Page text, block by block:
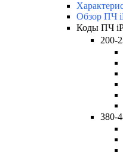
Обзор ПЧ
Коды ПЧ
200-
380-